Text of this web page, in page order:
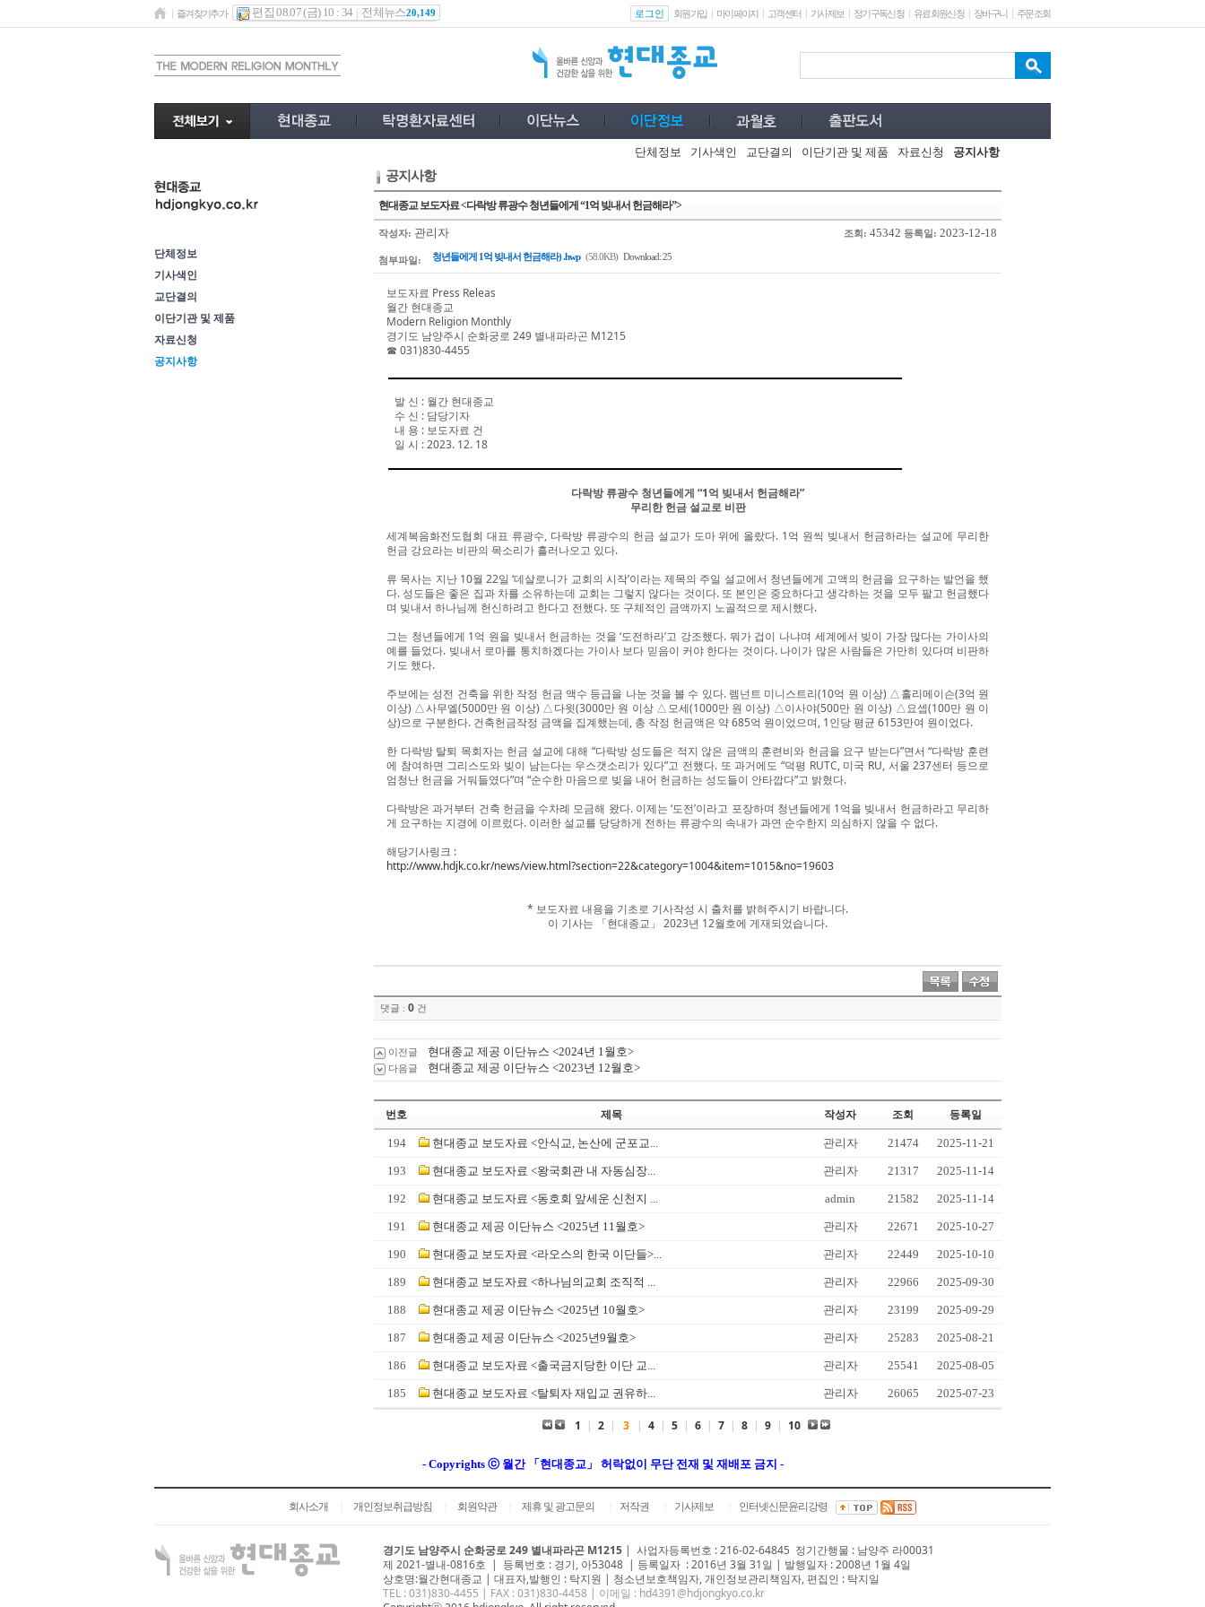
즐겨찾기추가 편집 08.07 (금) 10 : 34 전체뉴스20,149 로그인 회원가입 마이페이지 고객센터 기사제보 정기구독신청 유료회원신청 장바구니 주문조회
단체정보 기사색인 교단결의 이단기관 및 제품 자료신청 공지사항
단체정보
기사색인
교단결의
이단기관 및 제품
자료신청
공지사항
공지사항
현대종교 보도자료 <다락방 류광수 청년들에게 “1억 빚내서 헌금해라”>
작성자: 관리자 조회: 45342 등록일: 2023-12-18
첨부파일: 청년들에게 1억 빚내서 헌금해라) .hwp (58.0KB) Download: 25
보도자료 Press Releas
월간 현대종교
Modern Religion Monthly
경기도 남양주시 순화궁로 249 별내파라곤 M1215
☎ 031)830-4455
발 신 : 월간 현대종교
수 신 : 담당기자
내 용 : 보도자료 건
일 시 : 2023. 12. 18
다락방 류광수 청년들에게 “1억 빚내서 헌금해라”
무리한 헌금 설교로 비판
세계복음화전도협회 대표 류광수, 다락방 류광수의 헌금 설교가 도마 위에 올랐다. 1억 원씩 빚내서 헌금하라는 설교에 무리한
헌금 강요라는 비판의 목소리가 흘러나오고 있다.
류 목사는 지난 10월 22일 ‘데살로니가 교회의 시작’이라는 제목의 주일 설교에서 청년들에게 고액의 헌금을 요구하는 발언을 했
다. 성도들은 좋은 집과 차를 소유하는데 교회는 그렇지 않다는 것이다. 또 본인은 중요하다고 생각하는 것을 모두 팔고 헌금했다
며 빚내서 하나님께 헌신하려고 한다고 전했다. 또 구체적인 금액까지 노골적으로 제시했다.
그는 청년들에게 1억 원을 빚내서 헌금하는 것을 ‘도전하라’고 강조했다. 뭐가 겁이 나냐며 세계에서 빚이 가장 많다는 가이사의
예를 들었다. 빚내서 로마를 통치하겠다는 가이사 보다 믿음이 커야 한다는 것이다. 나이가 많은 사람들은 가만히 있다며 비판하
기도 했다.
주보에는 성전 건축을 위한 작정 헌금 액수 등급을 나눈 것을 볼 수 있다. 렘넌트 미니스트리(10억 원 이상) △홀리메이슨(3억 원
이상) △사무엘(5000만 원 이상) △다윗(3000만 원 이상 △모세(1000만 원 이상) △이사야(500만 원 이상) △요셉(100만 원 이
상)으로 구분한다. 건축헌금작정 금액을 집계했는데, 총 작정 헌금액은 약 685억 원이었으며, 1인당 평균 6153만여 원이었다.
한 다락방 탈퇴 목회자는 헌금 설교에 대해 “다락방 성도들은 적지 않은 금액의 훈련비와 헌금을 요구 받는다”면서 “다락방 훈련
에 참여하면 그리스도와 빚이 남는다는 우스갯소리가 있다”고 전했다. 또 과거에도 “덕평 RUTC, 미국 RU, 서울 237센터 등으로
엄청난 헌금을 거둬들였다”며 “순수한 마음으로 빚을 내어 헌금하는 성도들이 안타깝다”고 밝혔다.
다락방은 과거부터 건축 헌금을 수차례 모금해 왔다. 이제는 ‘도전’이라고 포장하며 청년들에게 1억을 빚내서 헌금하라고 무리하
게 요구하는 지경에 이르렀다. 이러한 설교를 당당하게 전하는 류광수의 속내가 과연 순수한지 의심하지 않을 수 없다.
해당기사링크 :
http://www.hdjk.co.kr/news/view.html?section=22&category=1004&item=1015&no=19603
* 보도자료 내용을 기초로 기사작성 시 출처를 밝혀주시기 바랍니다.
이 기사는 「현대종교」 2023년 12월호에 게재되었습니다.​
댓글 : 0 건
이전글 현대종교 제공 이단뉴스 <2024년 1월호>
다음글 현대종교 제공 이단뉴스 <2023년 12월호>
번호 제목 작성자 조회 등록일
194 현대종교 보도자료 <안식교, 논산에 군포교... 관리자 21474 2025-11-21
193 현대종교 보도자료 <왕국회관 내 자동심장... 관리자 21317 2025-11-14
192 현대종교 보도자료 <동호회 앞세운 신천지 ... admin 21582 2025-11-14
191 현대종교 제공 이단뉴스 <2025년 11월호> 관리자 22671 2025-10-27
190 현대종교 보도자료 <라오스의 한국 이단들>... 관리자 22449 2025-10-10
189 현대종교 보도자료 <하나님의교회 조직적 ... 관리자 22966 2025-09-30
188 현대종교 제공 이단뉴스 <2025년 10월호> 관리자 23199 2025-09-29
187 현대종교 제공 이단뉴스 <2025년9월호> 관리자 25283 2025-08-21
186 현대종교 보도자료 <출국금지당한 이단 교... 관리자 25541 2025-08-05
185 현대종교 보도자료 <탈퇴자 재입교 권유하... 관리자 26065 2025-07-23
1 | 2 | 3 | 4 | 5 | 6 | 7 | 8 | 9 | 10
- Copyrights ⓒ 월간 「현대종교」 허락없이 무단 전재 및 재배포 금지 -
회사소개 개인정보취급방침 회원약관 제휴 및 광고문의 저작권 기사제보 인터넷신문윤리강령
경기도 남양주시 순화궁로 249 별내파라곤 M1215 | 사업자등록번호 : 216-02-64845 정기간행물 : 남양주 라00031
제 2021-별내-0816호 | 등록번호 : 경기, 아53048 | 등록일자 : 2016년 3월 31일 | 발행일자 : 2008년 1월 4일
상호명:월간현대종교 | 대표자,발행인 : 탁지원 | 청소년보호책임자, 개인정보관리책임자, 편집인 : 탁지일
TEL : 031)830-4455 | FAX : 031)830-4458 | 이메일 : hd4391@hdjongkyo.co.kr